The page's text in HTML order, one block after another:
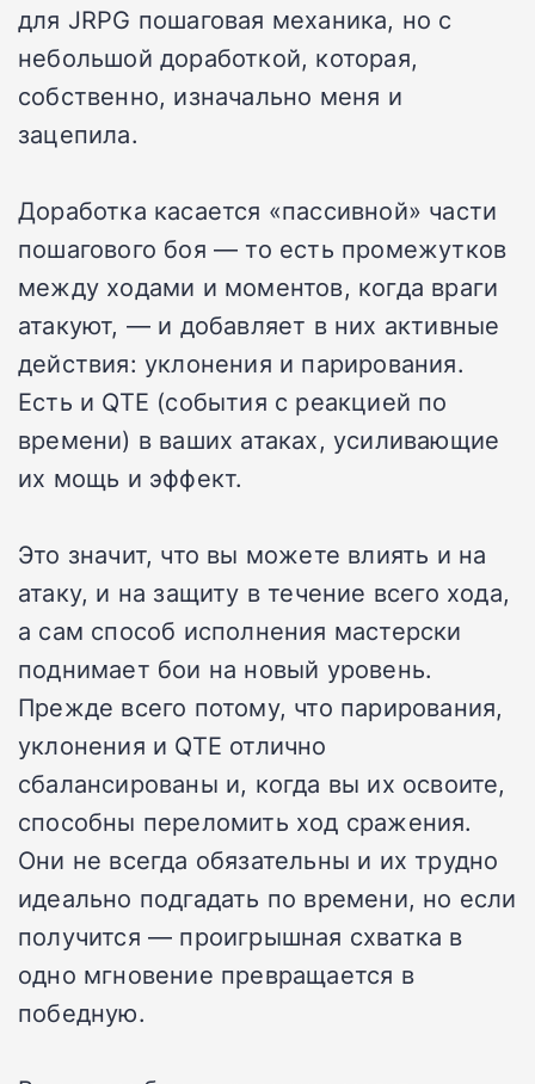
для JRPG пошаговая механика, но с
небольшой доработкой, которая,
собственно, изначально меня и
зацепила.
Доработка касается «пассивной» части
пошагового боя — то есть промежутков
между ходами и моментов, когда враги
атакуют, — и добавляет в них активные
действия: уклонения и парирования.
Есть и QTE (события с реакцией по
времени) в ваших атаках, усиливающие
их мощь и эффект.
Это значит, что вы можете влиять и на
атаку, и на защиту в течение всего хода,
а сам способ исполнения мастерски
поднимает бои на новый уровень.
Прежде всего потому, что парирования,
уклонения и QTE отлично
сбалансированы и, когда вы их освоите,
способны переломить ход сражения.
Они не всегда обязательны и их трудно
идеально подгадать по времени, но если
получится — проигрышная схватка в
одно мгновение превращается в
победную.